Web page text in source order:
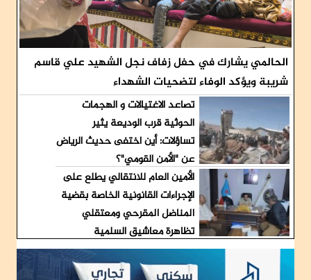
الحالمي يشارك في حفل زفاف نجل الشهيد علي قاسم
شريبة ويؤكد الوفاء لتضحيات الشهداء
تصاعد الاغتيالات و الهجمات
الحوثية قرب الوديعة يثير
تساؤلات: أين اختفى حديث الرياض
عن "الأمن القومي"؟
الأمين العام للانتقالي يطلع على
الإجراءات القانونية الخاصة بقضية
المناضل المقرحي ومعتقلي
تظاهرة معاشيق السلمية